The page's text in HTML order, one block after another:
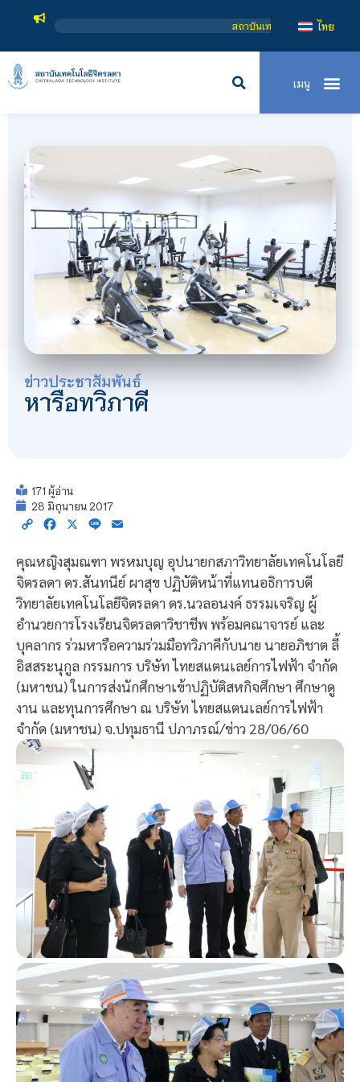
คโนโลยีจิตรลดา เป็นสถาบันอุดมศึกษาในกำกับของรัฐ เปิดหลักสูตรการเรียนการ
ไทย
ข่าวประชาสัมพันธ์
หารือทวิภาคี
171 ผู้อ่าน
28 มิถุนายน 2017
Copy Facebook
X Line
คุณหญิงสุมณฑา พรหมบุญ อุปนายกสภาวิทยาลัยเทคโนโลยี
จิตรลดา ดร.สันทนีย์ ผาสุข ปฏิบัติหน้าที่แทนอธิการบดี
วิทยาลัยเทคโนโลยีจิตรลดา ดร.นวลอนงค์ ธรรมเจริญ ผู้
อำนวยการโรงเรียนจิตรลดาวิชาชีพ พร้อมคณาจารย์ และ
บุคลากร ร่วมหารือความร่วมมือทวิภาคีกับนาย นายอภิชาต ลี้
อิสสระนุกูล กรรมการ บริษัท ไทยสแตนเลย์การไฟฟ้า จำกัด
(มหาชน) ในการส่งนักศึกษาเข้าปฏิบัติสหกิจศึกษา ศึกษาดู
งาน และทุนการศึกษา ณ บริษัท ไทยสแตนเลย์การไฟฟ้า
จำกัด (มหาชน) จ.ปทุมธานี ปภาภรณ์/ข่าว 28/06/60